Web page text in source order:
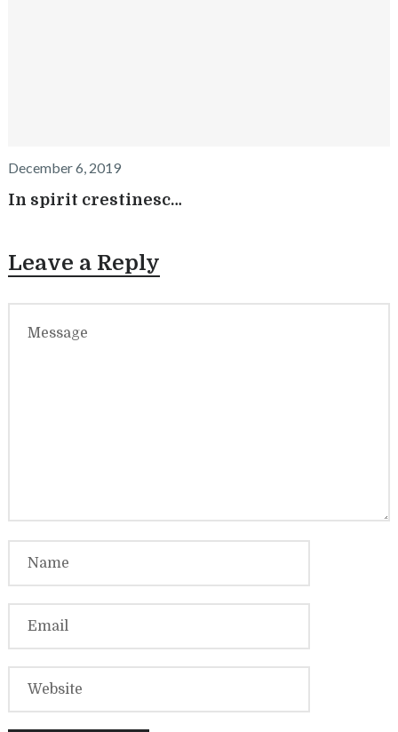
December 6, 2019
In spirit crestinesc…
Leave a Reply